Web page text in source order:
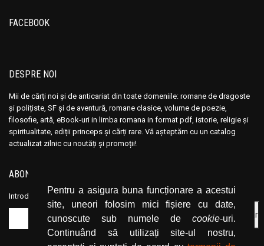
Pentru a asigura buna funcționare a acestui
site, uneori folosim mici fișiere cu date,
cunoscute sub numele de cookie-uri.
Continuând să utilizați site-ul nostru,
FACEBOOK
DESPRE NOI
Mii de cărți noi și de anticariat din toate domeniile: romane de dragoste
și polițiste, SF și de aventură, romane clasice, volume de poezie,
filosofie, artă, eBook-uri in limba romana in format pdf, istorie, religie și
spiritualitate, ediții princeps și cărți rare. Vă așteptăm cu un catalog
actualizat zilnic cu noutăți și promoții!
ABONEAZĂ-TE LA NEWSLETTER
Introduceți adresa dvs. de email și dați click pe butonul de abonare.